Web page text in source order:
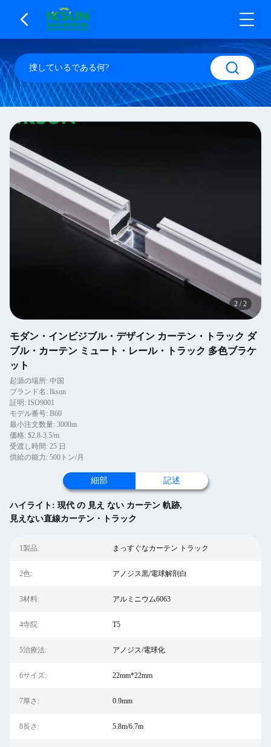
2 /2
モダン・インビジブル・デザイン カーテン・トラック ダ
ブル・カーテン ミュート・レール・トラック 多色ブラケ
ット
起源の場所: 中国
ブランド名: Iksun
証明: ISO9001
モデル番号: B60
最小注文数量: 3000m
価格: $2.8-3.5/m
受渡し時間: 25 日
供給の能力: 500トン/月
細部 記述
ハイライト: 現代 の 見え ない カーテン 軌跡,
見えない直線カーテン・トラック
1製品: まっすぐなカーテン トラック
2色: アノジス黒/電球解剖白
3材料: アルミニウム6063
4寺院: T5
5治療法: アノジス/電球化
6サイズ: 22mm*22mm
7厚さ: 0.9mm
8長さ: 5.8m/6.7m